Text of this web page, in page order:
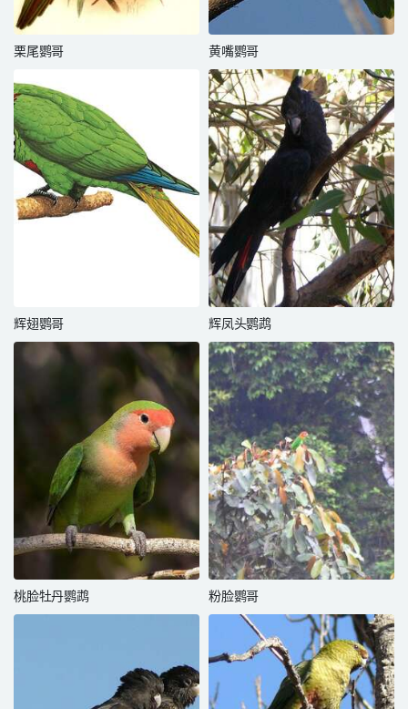
栗尾鹦哥 黄嘴鹦哥
辉翅鹦哥 辉凤头鹦鹉
桃脸牡丹鹦鹉 粉脸鹦哥